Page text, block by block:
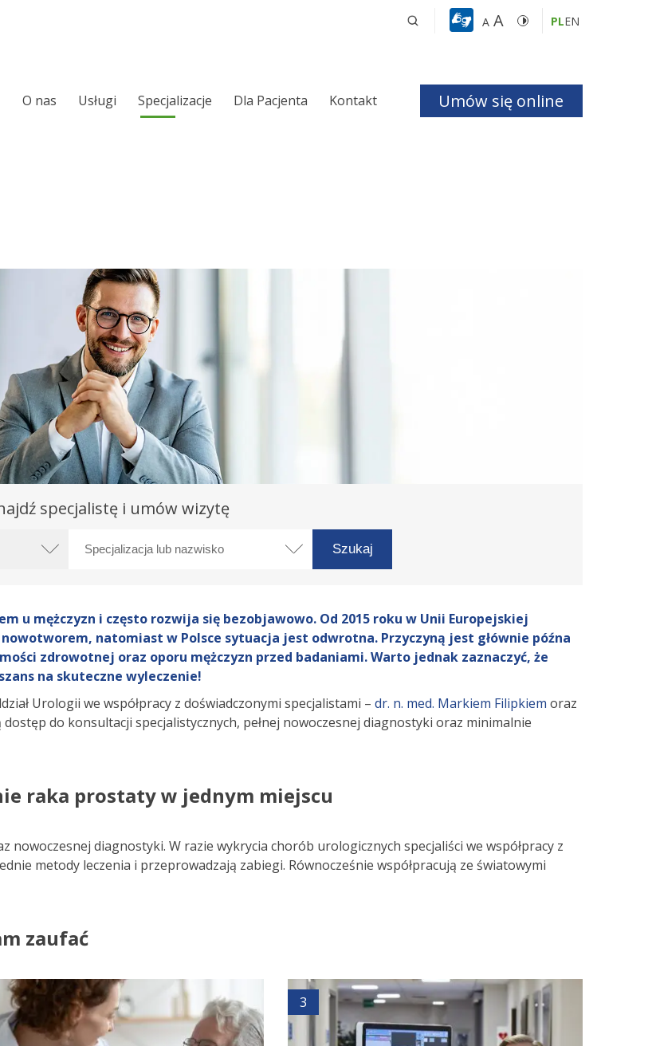
A A PLEN
Umów się online
O nas Usługi
Specjalizacje
i urologia dziecięca
bólu
Dla Pacjenta Kontakt
specjalistę i umów wizytę
u mężczyzn i często rozwija się bezobjawowo. Od 2015 roku w Unii Europejskiej
natomiast w Polsce sytuacja jest odwrotna. Przyczyną jest głównie późna
zdrowotnej oraz oporu mężczyzn przed badaniami. Warto jednak zaznaczyć, że
na skuteczne wyleczenie!
Urologii we współpracy z doświadczonymi specjalistami – dr. n. med. Markiem Filipkiem oraz
dostęp do konsultacji specjalistycznych, pełnej nowoczesnej diagnostyki oraz minimalnie
raka prostaty w jednym miejscu
diagnostyki. W razie wykrycia chorób urologicznych specjaliści we współpracy z
metody leczenia i przeprowadzają zabiegi. Równocześnie współpracują ze światowymi
zaufać
3